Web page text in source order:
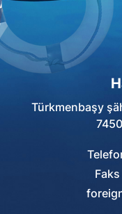
Türkmenbaşy